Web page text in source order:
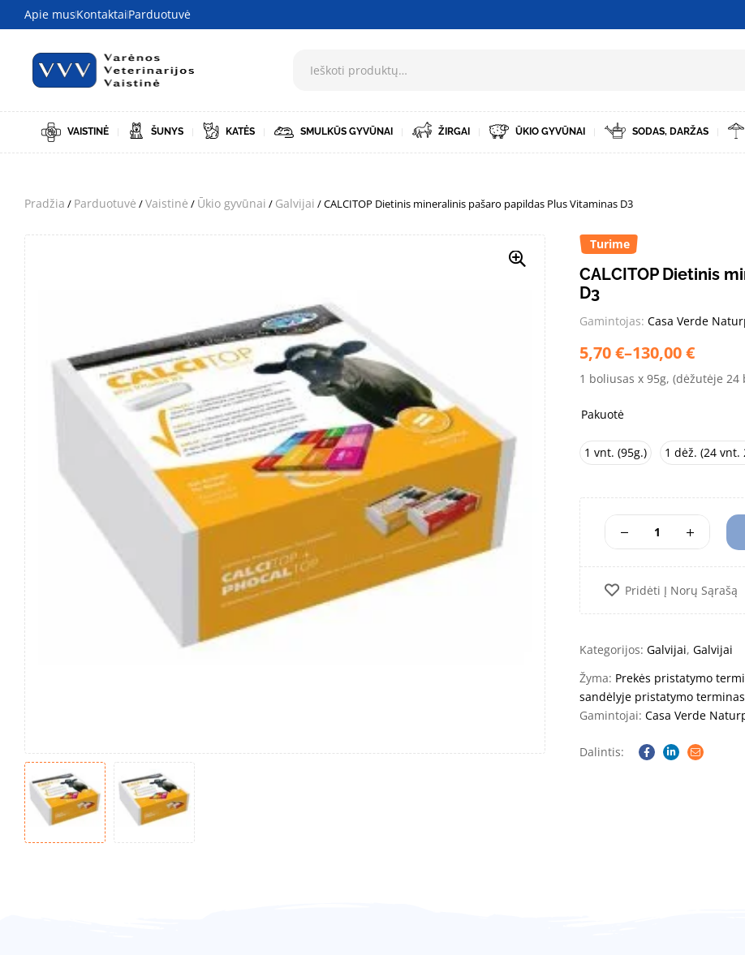
Apie musKontaktaiParduotuvė
VAISTINĖ ŠUNYS KATĖS SMULKŪS GYVŪNAI ŽIRGAI ŪKIO GYVŪNAI SODAS, DARŽAS
Pradžia / Parduotuvė /Vaistinė / Ūkio gyvūnai / Galvijai / CALCITOP Dietinis mineralinis pašaro papildas Plus Vitaminas D3
Turime
CALCITOP Dietinis
D3
Gamintojas: Casa Verde
5,70€–130,00€
1 boliusas x 95g, (dėžutėje 24
Pakuotė
1 vnt. (95g.) 1 dėž. (24 vnt.
Pridėti Į Norų Sąrašą
Kategorijos: Galvijai, Galvijai
Žyma: Prekės pristatymo
sandėlyje pristatymo
Gamintojai: Casa Verde
Dalintis:
Facebook
Linkedin
Email